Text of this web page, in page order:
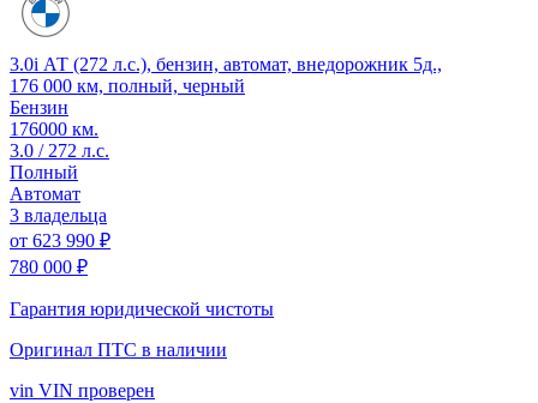
3.0i АТ (272 л.с.), бензин, автомат, внедорожник 5д.,
176 000 км, полный, черный
Бензин
176000 км.
3.0 / 272 л.с.
Полный
Автомат
3 владельца
от 623 990 ₽
780 000 ₽
Гарантия юридической чистоты
Оригинал ПТС в наличии
vin VIN проверен